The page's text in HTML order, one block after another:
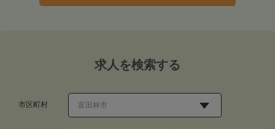
求人を検索する
市区町村